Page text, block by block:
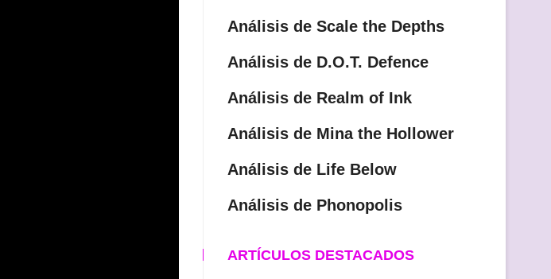
Análisis de Scale the Depths
Análisis de D.O.T. Defence
Análisis de Realm of Ink
Análisis de Mina the Hollower
Análisis de Life Below
Análisis de Phonopolis
ARTÍCULOS DESTACADOS